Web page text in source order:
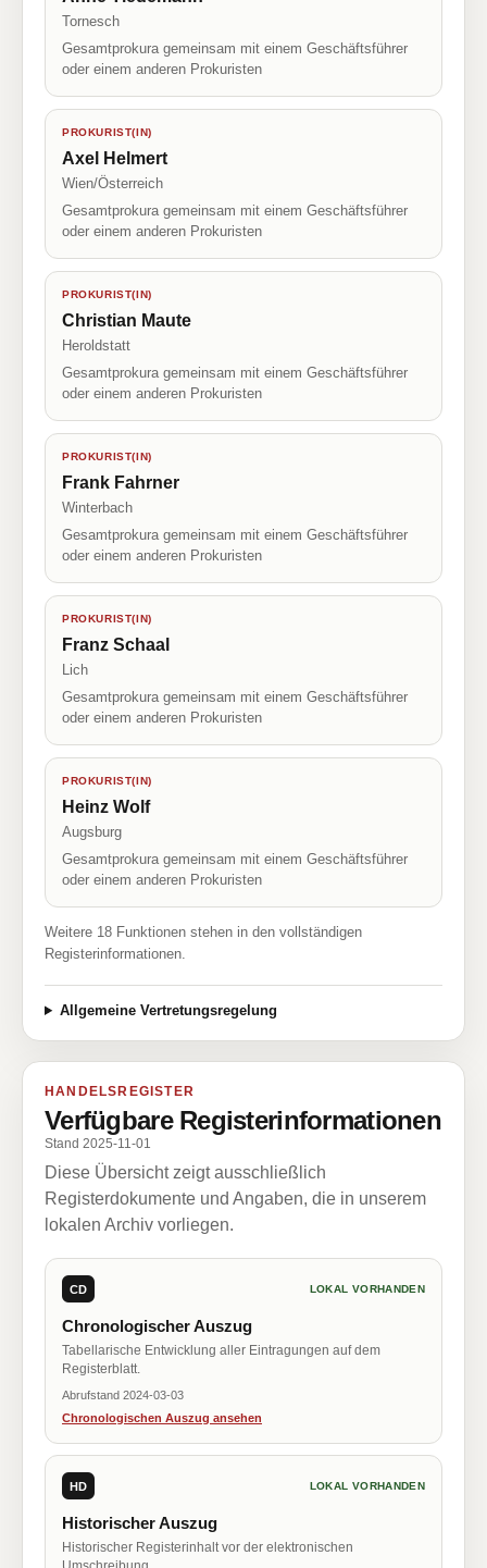
Tornesch
Gesamtprokura gemeinsam mit einem Geschäftsführer
oder einem anderen Prokuristen
PROKURIST(IN)
Axel Helmert
Wien/Österreich
Gesamtprokura gemeinsam mit einem Geschäftsführer
oder einem anderen Prokuristen
PROKURIST(IN)
Christian Maute
Heroldstatt
Gesamtprokura gemeinsam mit einem Geschäftsführer
oder einem anderen Prokuristen
PROKURIST(IN)
Frank Fahrner
Winterbach
Gesamtprokura gemeinsam mit einem Geschäftsführer
oder einem anderen Prokuristen
PROKURIST(IN)
Franz Schaal
Lich
Gesamtprokura gemeinsam mit einem Geschäftsführer
oder einem anderen Prokuristen
PROKURIST(IN)
Heinz Wolf
Augsburg
Gesamtprokura gemeinsam mit einem Geschäftsführer
oder einem anderen Prokuristen
Weitere 18 Funktionen stehen in den vollständigen
Registerinformationen.
Allgemeine Vertretungsregelung
HANDELSREGISTER
Verfügbare Registerinformationen
Stand 2025-11-01
Diese Übersicht zeigt ausschließlich
Registerdokumente und Angaben, die in unserem
lokalen Archiv vorliegen.
CD LOKAL VORHANDEN
Chronologischer Auszug
Tabellarische Entwicklung aller Eintragungen auf dem
Registerblatt.
Abrufstand 2024-03-03
Chronologischen Auszug ansehen
HD LOKAL VORHANDEN
Historischer Auszug
Historischer Registerinhalt vor der elektronischen